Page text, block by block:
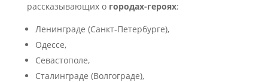
рассказывающих о городах-героях:
Ленинграде (Санкт-Петербурге),
Одессе,
Севастополе,
Сталинграде (Волгограде),